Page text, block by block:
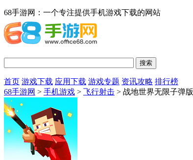
68手游网：一个专注提供手机游戏下载的网站
首页 游戏下载 应用下载 游戏专题 资讯攻略 排行榜
68手游网 > 手机游戏 > 飞行射击 > 战地世界无限子弹版